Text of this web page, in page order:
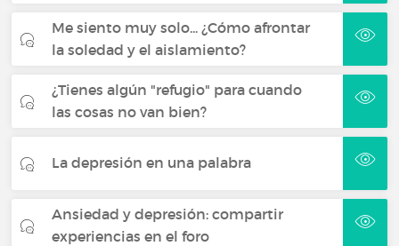
Me siento muy solo... ¿Cómo afrontar
la soledad y el aislamiento?
¿Tienes algún "refugio" para cuando
las cosas no van bien?
La depresión en una palabra
Ansiedad y depresión: compartir
experiencias en el foro